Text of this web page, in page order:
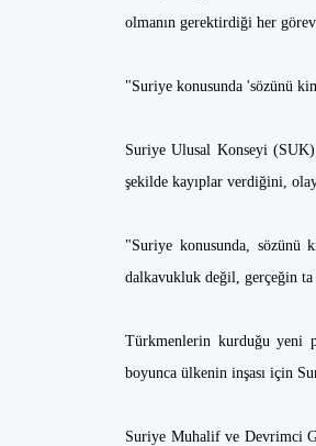
olmanın gerektirdiği her
"Suriye konusunda 'sözünü
Suriye Ulusal Konseyi
şekilde kayıplar verdiğini,
"Suriye konusunda,
dalkavukluk değil, gerçeğin
Türkmenlerin kurduğu yeni
boyunca ülkenin inşası için
Suriye Muhalif ve Devrimci